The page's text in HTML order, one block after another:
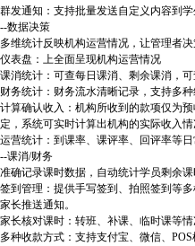
群发通知：支持批量发送自定义内容到
--数据决策
多维统计反映机构运营情况，让管理者
仪表盘：上全面呈现机构运营情况
课消统计：可查每日课消、剩余课消，
财务统计：财务流水清晰记录，支持多
计算确认收入：机构所收到的款项仅为
定，系统可实时计算出机构的实际收入情
运营统计：到课率、课评率、回评率等
--课消/财务
准确记录课时数据，自动统计学员剩余
签到管理：提供手写签到、拍照签到等
家长推送通知。
家长核对课时：转班、补课、临时课等
多种收款方式：支持支付宝、微信、